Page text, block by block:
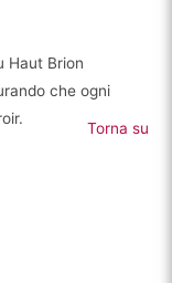
Haut Brion
che ogni
Torna su